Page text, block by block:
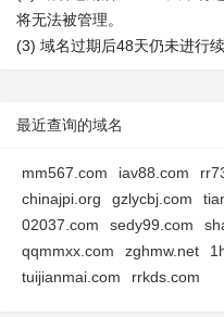
将无法被管理。
(3) 域名过期后48天仍未进行
最近查询的域名
mm567.com iav88.com
chinajpi.org
gzlycbj.com
02037.com
sedy99.com
qqmmxx.com
zghmw.net
tuijianmai.com
rrkds.com